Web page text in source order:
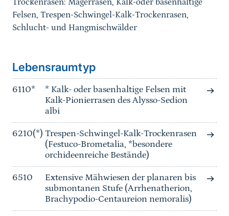
Trockenrasen: Magerrasen, Kalk-oder basenhaltige
Felsen, Trespen-Schwingel-Kalk-Trockenrasen,
Schlucht- und Hangmischwälder
Lebensraumtyp
6110*
* Kalk- oder basenhaltige Felsen mit
Kalk-Pionierrasen des Alysso-Sedion
albi
6210(*) Trespen-Schwingel-Kalk-Trockenrasen
(Festuco-Brometalia, *besondere
orchideenreiche Bestände)
6510
Extensive Mähwiesen der planaren bis
submontanen Stufe (Arrhenatherion,
Brachypodio-Centaureion nemoralis)